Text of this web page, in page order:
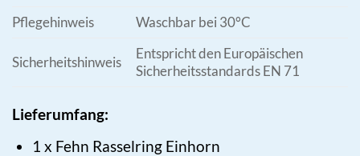
Pflegehinweis
Waschbar bei 30°C
Sicherheitshinweis
Entspricht den Europäischen
Sicherheitsstandards EN 71
Lieferumfang:
1 x Fehn Rasselring Einhorn